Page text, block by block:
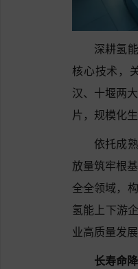
深耕氢
核心技术，
汉、十堰两
片，规模化
依托成
放量筑牢根
全全领域，
氢能上下游
业高质量发
长寿命